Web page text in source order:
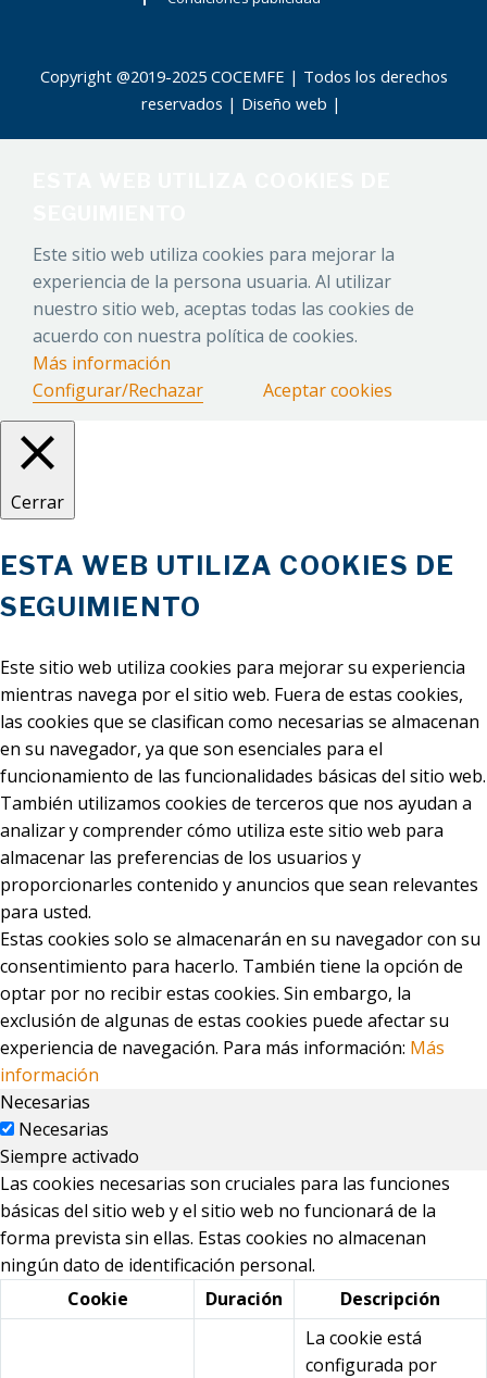
Copyright @2019-2025 COCEMFE | Todos los derechos
reservados | Diseño web |
Este sitio web utiliza cookies para mejorar la
experiencia de la persona usuaria. Al utilizar
nuestro sitio web, aceptas todas las cookies de
acuerdo con nuestra política de cookies.
Más información
Configurar/Rechazar
Aceptar cookies
Cerrar
ESTA WEB UTILIZA COOKIES DE
SEGUIMIENTO
Este sitio web utiliza cookies para mejorar su experiencia
mientras navega por el sitio web. Fuera de estas cookies,
las cookies que se clasifican como necesarias se almacenan
en su navegador, ya que son esenciales para el
funcionamiento de las funcionalidades básicas del sitio web.
También utilizamos cookies de terceros que nos ayudan a
analizar y comprender cómo utiliza este sitio web para
almacenar las preferencias de los usuarios y
proporcionarles contenido y anuncios que sean relevantes
para usted.
Estas cookies solo se almacenarán en su navegador con su
consentimiento para hacerlo. También tiene la opción de
optar por no recibir estas cookies. Sin embargo, la
exclusión de algunas de estas cookies puede afectar su
experiencia de navegación. Para más información: Más
información
Necesarias
Necesarias
Siempre activado
Las cookies necesarias son cruciales para las funciones
básicas del sitio web y el sitio web no funcionará de la
forma prevista sin ellas. Estas cookies no almacenan
ningún dato de identificación personal.
Cookie
Duración Descripción
La cookie está
configurada por